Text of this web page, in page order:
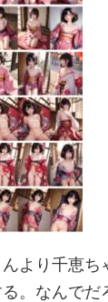
より千恵ち
。なんでだ